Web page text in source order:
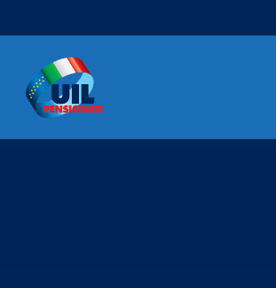
Navigazione principale